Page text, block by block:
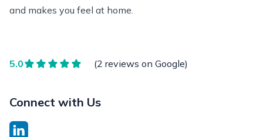
and makes you feel at home.
5.0 (2 reviews on Google)
Connect with Us